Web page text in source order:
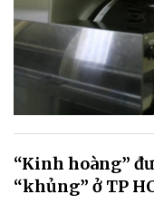
“Kinh hoàng”
“khủng” ở TP